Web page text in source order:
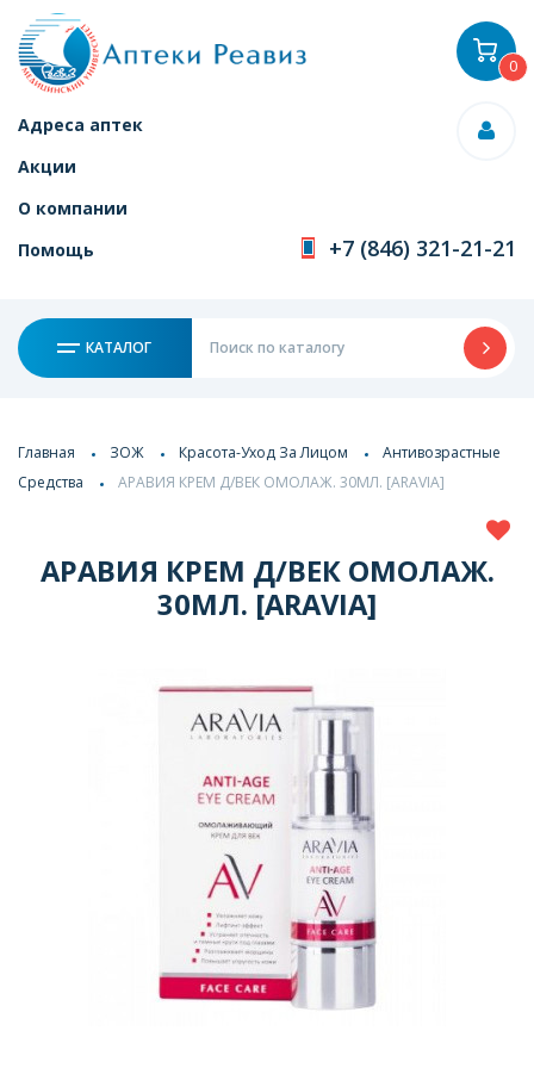
Адреса аптек
Акции
О компании
Помощь
+7 (846) 321-21-21
КАТАЛОГ
0
Главная ЗОЖ Красота-Уход За Лицом
Антивозрастные
Средства
АРАВИЯ КРЕМ Д/ВЕК ОМОЛАЖ. 30МЛ. [ARAVIA]
АРАВИЯ КРЕМ Д/ВЕК ОМОЛАЖ.
30МЛ. [ARAVIA]